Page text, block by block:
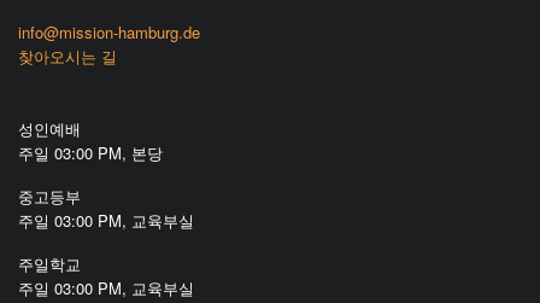
info@mission-hamburg.de
찾아오시는 길
성인예배
주일 03:00 PM, 본당
중고등부
주일 03:00 PM, 교육부실
주일학교
주일 03:00 PM, 교육부실